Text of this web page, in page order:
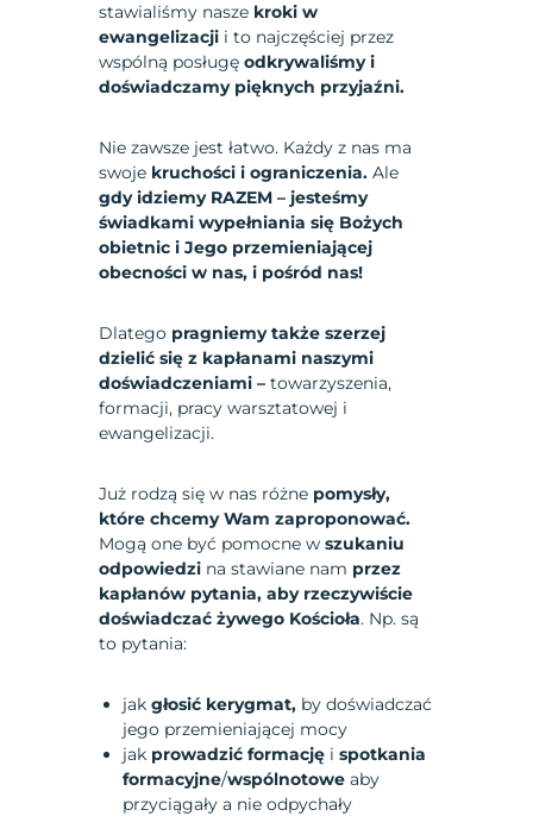
stawialiśmy nasze kroki w
ewangelizacji i to najczęściej przez
wspólną posługęodkrywaliśmy i
doświadczamy pięknych przyjaźni.
Nie zawsze jest łatwo. Każdy z nas ma
swoje kruchości i ograniczenia. Ale
gdy idziemy RAZEM – jesteśmy
świadkami wypełniania się Bożych
obietnic i Jego przemieniającej
obecności w nas, i pośród nas!
Dlatego pragniemy także szerzej
dzielić się z kapłanami naszymi
doświadczeniami –towarzyszenia,
formacji, pracy warsztatowej i
ewangelizacji.
Już rodzą się w nas różne pomysły,
które chcemy Wam zaproponować.
Mogą one być pomocne wszukaniu
odpowiedzi na stawiane nam przez
kapłanów pytania, aby rzeczywiście
doświadczać żywego Kościoła. Np. są
to pytania:
jakgłosić kerygmat, by doświadczać
jego przemieniającej mocy
jak prowadzić formację ispotkania
formacyjne/wspólnotowe aby
przyciągały a nie odpychały